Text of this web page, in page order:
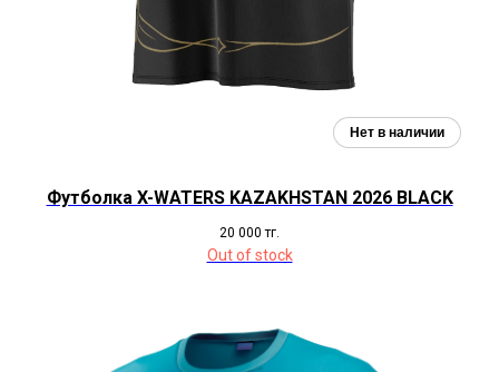
Футболка X-WATERS KAZAKHSTAN 2026 BLACK
20 000 тг.
Out of stock